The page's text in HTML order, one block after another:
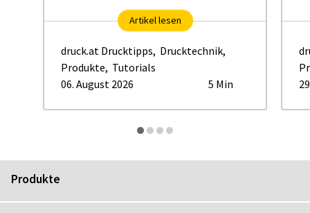
Artikel lesen
druck.at Drucktipps, Drucktechnik,
Produkte, Tutorials
06. August 2026
5 Min
Produkte